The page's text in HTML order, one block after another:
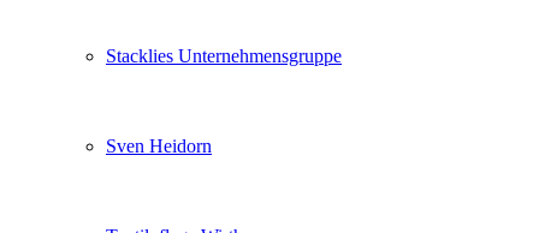
Stacklies Unternehmensgruppe
Sven Heidorn